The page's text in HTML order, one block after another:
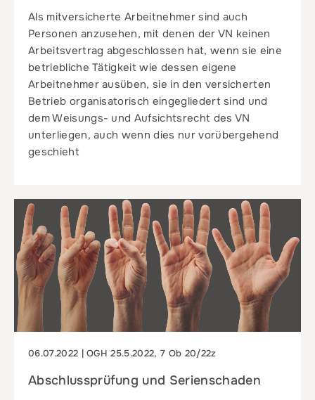
Als mitversicherte Arbeitnehmer sind auch
Personen anzusehen, mit denen der VN keinen
Arbeitsvertrag abgeschlossen hat, wenn sie eine
betriebliche Tätigkeit wie dessen eigene
Arbeitnehmer ausüben, sie in den versicherten
Betrieb organisatorisch eingegliedert sind und
dem Weisungs- und Aufsichtsrecht des VN
unterliegen, auch wenn dies nur vorübergehend
geschieht
06.07.2022 | OGH 25.5.2022, 7 Ob 20/22z
Abschlussprüfung und Serienschaden